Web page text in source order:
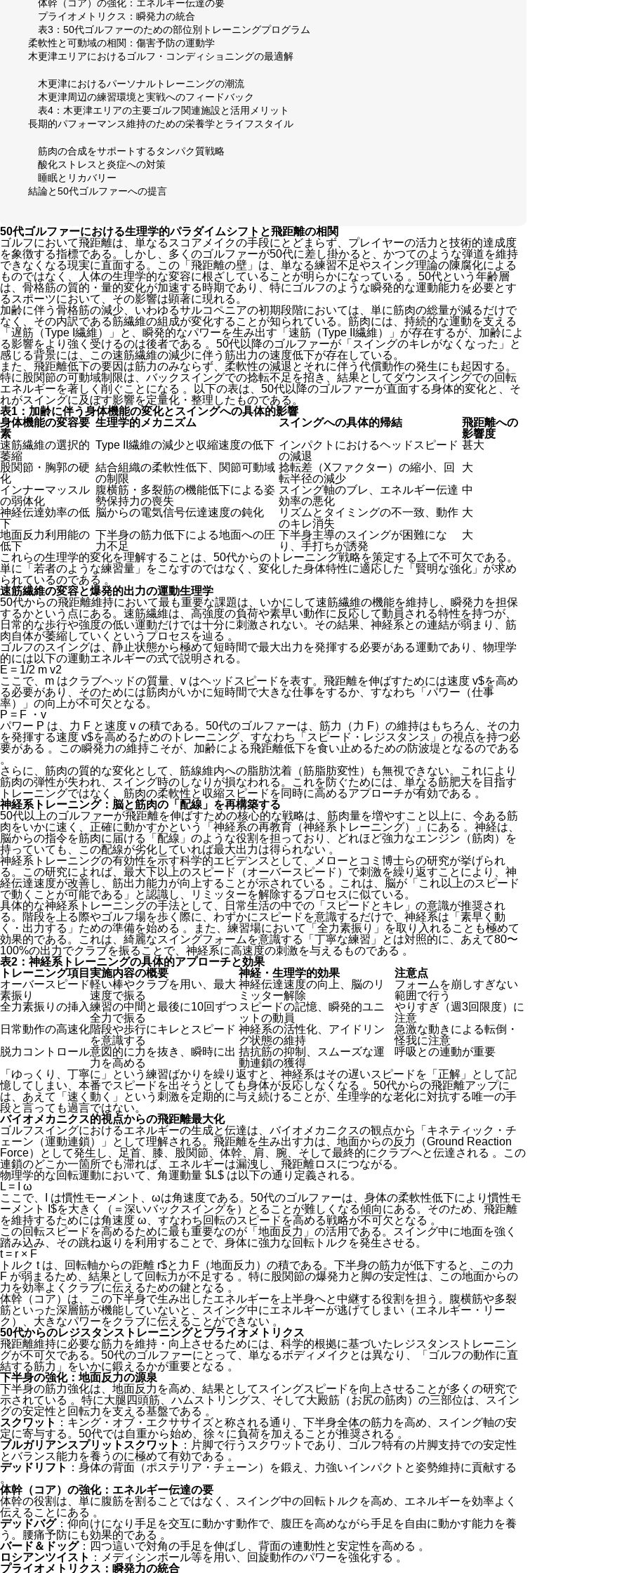
体幹（コア）の強化：エネルギー伝達の要
プライオメトリクス：瞬発力の統合
表3：50代ゴルファーのための部位別トレーニングプログラム
柔軟性と可動域の相関：傷害予防の運動学
木更津エリアにおけるゴルフ・コンディショニングの最適解
木更津におけるパーソナルトレーニングの潮流
木更津周辺の練習環境と実戦へのフィードバック
表4：木更津エリアの主要ゴルフ関連施設と活用メリット
長期的パフォーマンス維持のための栄養学とライフスタイル
筋肉の合成をサポートするタンパク質戦略
酸化ストレスと炎症への対策
睡眠とリカバリー
結論と50代ゴルファーへの提言
50代ゴルファーにおける生理学的パラダイムシフトと飛距離の相関
ゴルフにおいて飛距離は、単なるスコアメイクの手段にとどまらず、プレイヤーの活力と技術的達成度
を象徴する指標である。しかし、多くのゴルファーが50代に差し掛かると、かつてのような弾道を維持
できなくなる現実に直面する。この「飛距離の壁」は、単なる練習不足やスイング理論の陳腐化による
ものではなく、人体の生理学的な変容に根ざしていることが明らかになっている 。50代という年齢層
は、骨格筋の質的・量的変化が加速する時期であり、特にゴルフのような瞬発的な運動能力を必要とす
るスポーツにおいて、その影響は顕著に現れる。
加齢に伴う骨格筋の減少、いわゆるサルコペニアの初期段階においては、単に筋肉の総量が減るだけで
なく、その内訳である筋繊維の組成が変化することが知られている。筋肉には、持続的な運動を支える
「遅筋（Type I繊維）」と、瞬発的なパワーを生み出す「速筋（Type II繊維）」が存在するが、加齢によ
る影響をより強く受けるのは後者である 。50代以降のゴルファーが「スイングのキレがなくなった」と
感じる背景には、この速筋繊維の減少に伴う筋出力の速度低下が存在している。
また、飛距離低下の要因は筋力のみならず、柔軟性の減退とそれに伴う代償動作の発生にも起因する。
特に股関節の可動域制限は、バックスイングでの捻転不足を招き、結果としてダウンスイングでの回転
エネルギーを著しく削ぐことになる 。以下の表は、50代以降のゴルファーが直面する身体的変化と、そ
れがスイングに及ぼす影響を定量化・整理したものである。
表1：加齢に伴う身体機能の変化とスイングへの具体的影響
身体機能の変容要
素
生理学的メカニズム スイングへの具体的帰結
飛距離への
影響度
速筋繊維の選択的
萎縮
Type II繊維の減少と収縮速度の低下 インパクトにおけるヘッドスピード
の減退
甚大
股関節・胸郭の硬
化
結合組織の柔軟性低下、関節可動域
の制限
捻転差（Xファクター）の縮小、回
転半径の減少
大
インナーマッスル
の弱体化
腹横筋・多裂筋の機能低下による姿
勢保持力の喪失
スイング軸のブレ、エネルギー伝達
効率の悪化
中
神経伝達効率の低
下
脳からの電気信号伝達速度の鈍化
リズムとタイミングの不一致、動作
のキレ消失
大
地面反力利用能の
低下
下半身の筋力低下による地面への圧
力不足
下半身主導のスイングが困難にな
り、手打ちが誘発
大
これらの生理学的変化を理解することは、50代からのトレーニング戦略を策定する上で不可欠である。
単に「若者のような練習量」をこなすのではなく、変化した身体特性に適応した「賢明な強化」が求め
られているのである 。
速筋繊維の変容と爆発的出力の運動生理学
50代からの飛距離維持において最も重要な課題は、いかにして速筋繊維の機能を維持し、瞬発力を担保
するかという点にある。速筋繊維は、高強度の負荷や素早い動作に反応して動員される特性を持つが、
日常的な歩行や強度の低い運動だけでは十分に刺激されない。その結果、神経系との連結が弱まり、筋
肉自体が萎縮していくというプロセスを辿る 。
ゴルフのスイングは、静止状態から極めて短時間で最大出力を発揮する必要がある運動であり、物理学
的には以下の運動エネルギーの式で説明される。
E = 1/2 m v2
ここで、 m はクラブヘッドの質量、 v はヘッドスピードを表す。飛距離を伸ばすためには速度 v$を高め
る必要があり、そのためには筋肉がいかに短時間で大きな仕事をするか、すなわち「パワー（仕事
率）」の向上が不可欠となる。
P = F ・v
パワー P は、力 F と速度 v の積である。50代のゴルファーは、筋力（力 F）の維持はもちろん、その力
を発揮する速度 v$を高めるためのトレーニング、すなわち「スピード・レジスタンス」の視点を持つ必
要がある 。この瞬発力の維持こそが、加齢による飛距離低下を食い止めるための防波堤となるのである
。
さらに、筋肉の質的な変化として、筋線維内への脂肪沈着（筋脂肪変性）も無視できない。これにより
筋肉の弾性が失われ、スイング時のしなりが損なわれる。これを防ぐためには、単なる筋肥大を目指す
トレーニングではなく、筋肉の柔軟性と収縮スピードを同時に高めるアプローチが有効である 。
神経系トレーニング：脳と筋肉の「配線」を再構築する
50代以上のゴルファーが飛距離を伸ばすための核心的な戦略は、筋肉量を増やすこと以上に、今ある筋
肉をいかに速く、正確に動かすかという「神経系の再教育（神経系トレーニング）」にある 。神経は、
脳からの指令を筋肉に届ける「配線」のような役割を担っており、どれほど強力なエンジン（筋肉）を
持っていても、この配線が劣化していれば最大出力は得られない 。
神経系トレーニングの有効性を示す科学的エビデンスとして、メローとコミ博士らの研究が挙げられ
る。この研究によれば、最大下以上のスピード（オーバースピード）で刺激を繰り返すことにより、神
経伝達速度が改善し、筋出力能力が向上することが示されている 。これは、脳が「これ以上のスピード
で動くことが可能である」と認識し、リミッターを解除するプロセスに似ている。
具体的な神経系トレーニングの手法として、日常生活の中での「スピードとキレ」の意識が推奨され
る。階段を上る際やゴルフ場を歩く際に、わずかにスピードを意識するだけで、神経系は「素早く動
く・出力する」ための準備を始める 。また、練習場において「全力素振り」を取り入れることも極めて
効果的である。これは、綺麗なスイングフォームを意識する「丁寧な練習」とは対照的に、あえて80〜
100%の出力でクラブを振ることで、神経系に高速度の刺激を与えるものである 。
表2：神経系トレーニングの具体的アプローチと効果
トレーニング項目 実施内容の概要 神経・生理学的効果
注意点
オーバースピード
素振り
軽い棒やクラブを用い、最大
速度で振る
神経伝達速度の向上、脳のリ
ミッター解除
フォームを崩しすぎない
範囲で行う
全力素振りの挿入練習の中間と最後に10回ずつ
全力で振る
スピードの記憶、瞬発的ユニ
ットの動員
やりすぎ（週3回限度）に
注意
日常動作の高速化階段や歩行にキレとスピード
を意識する
神経系の活性化、アイドリン
グ状態の維持
急激な動きによる転倒・
怪我に注意
脱力コントロール意図的に力を抜き、瞬時に出
力を高める
拮抗筋の抑制、スムーズな運
動連鎖の獲得
呼吸との連動が重要
「ゆっくり、丁寧に」という練習ばかりを繰り返すと、神経系はその遅いスピードを「正解」として記
憶してしまい、本番でスピードを出そうとしても身体が反応しなくなる 。50代からの飛距離アップに
は、あえて「速く動く」という刺激を定期的に与え続けることが、生理学的な老化に対抗する唯一の手
段と言っても過言ではない。
バイオメカニクス的視点からの飛距離最大化
ゴルフスイングにおけるエネルギーの生成と伝達は、バイオメカニクスの観点から「キネティック・チ
ェーン（運動連鎖）」として理解される。飛距離を生み出す力は、地面からの反力（Ground Reaction
Force）として発生し、足首、膝、股関節、体幹、肩、腕、そして最終的にクラブへと伝達される 。この
連鎖のどこか一箇所でも滞れば、エネルギーは漏洩し、飛距離ロスにつながる。
物理学的な回転運動において、角運動量 $L$ は以下の通り定義される。
L = I ω
ここで、
は慣性モーメント、ωは角速度である。50代のゴルファーは、身体の柔軟性低下により慣性モ
ーメント
I$を大きく（＝深いバックスイングを）とることが難しくなる傾向にある。そのため、飛距離
を維持するためには角速度 ω 、すなわち回転のスピードを高める戦略が不可欠となる 。
この回転スピードを高めるために最も重要なのが「地面反力」の活用である。スイング中に地面を強く
踏み込み、その跳ね返りを利用することで、身体に強力な回転トルクを発生させる。
t = r × F
トルク tは、回転軸からの距離 r$と力 F （地面反力）の積である。下半身の筋力が低下すると、この力
F が弱まるため、結果として回転力が不足する 。特に股関節の爆発力と脚の安定性は、この地面からの
力を効率よくクラブに伝えるための鍵となる 。
体幹（コア）は、この下半身で生み出したエネルギーを上半身へと中継する役割を担う。腹横筋や多裂
筋といった深層筋が機能していないと、スイング中にエネルギーが逃げてしまい（エネルギー・リー
ク）、大きなパワーをクラブに伝えることができない 。
50代からのレジスタンストレーニングとプライオメトリクス
飛距離維持に必要な筋力を維持・向上させるためには、科学的根拠に基づいたレジスタンストレーニン
グが不可欠である。50代のゴルファーにとって、単なるボディメイクとは異なり、「ゴルフの動作に直
結する筋力」をいかに鍛えるかが重要となる 。
下半身の強化：地面反力の源泉
下半身の筋力強化は、地面反力を高め、結果としてスイングスピードを向上させることが多くの研究で
示されている 。特に大腿四頭筋、ハムストリングス、そして大殿筋（お尻の筋肉）の三部位は、スイン
グの安定性と回転力を支える基盤である 。
スクワット ：キング・オブ・エクササイズと称される通り、下半身全体の筋力を高め、スイング軸の安
定に寄与する。50代では自重から始め、徐々に負荷を加えることが推奨される 。
ブルガリアンスプリットスクワット ：片脚で行うスクワットであり、ゴルフ特有の片脚支持での安定性
とバランス能力を養うのに極めて有効である 。
デッドリフト ：身体の背面（ポステリア・チェーン）を鍛え、力強いインパクトと姿勢維持に貢献する
。
体幹（コア）の強化：エネルギー伝達の要
体幹の役割は、単に腹筋を割ることではなく、スイング中の回転トルクを高め、エネルギーを効率よく
伝えることにある 。
デッドバグ：仰向けになり手足を交互に動かす動作で、腹圧を高めながら手足を自由に動かす能力を養
う。腰痛予防にも効果的である 。
バード＆ドッグ：四つ這いで対角の手足を伸ばし、背面の連動性と安定性を高める 。
ロシアンツイスト ：メディシンボール等を用い、回旋動作のパワーを強化する 。
プライオメトリクス：瞬発力の統合